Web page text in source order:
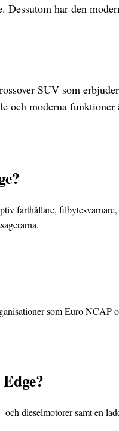
Dessutom har den
SUV som
och moderna funktioner
farthållare,
som Euro NCAP
dieselmotorer samt en